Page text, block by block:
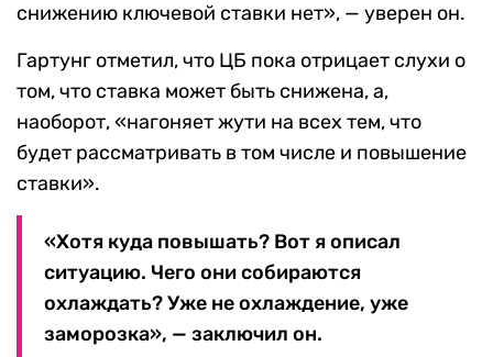
снижению ключевой ставки нет», — уверен он.
Гартунг отметил, что ЦБ пока отрицает слухи о
том, что ставка может быть снижена, а,
наоборот, «нагоняет жути на всех тем, что
будет рассматривать в том числе и повышение
ставки».
«Хотя куда повышать? Вот я описал
ситуацию. Чего они собираются
охлаждать? Уже не охлаждение, уже
заморозка», — заключил он.